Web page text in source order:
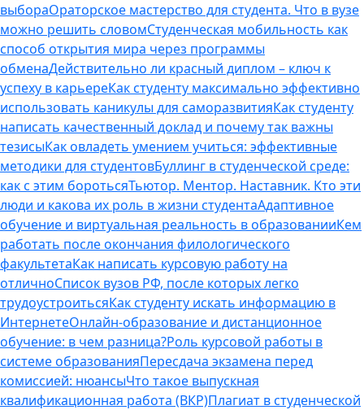
выбораОраторское мастерство для студента. Что в вузе
можно решить словомСтуденческая мобильность как
способ открытия мира через программы
обменаДействительно ли красный диплом – ключ к
успеху в карьереКак студенту максимально эффективно
использовать каникулы для саморазвитияКак студенту
написать качественный доклад и почему так важны
тезисыКак овладеть умением учиться: эффективные
методики для студентовБуллинг в студенческой среде:
как с этим боротьсяТьютор. Ментор. Наставник. Кто эти
люди и какова их роль в жизни студентаАдаптивное
обучение и виртуальная реальность в образованииКем
работать после окончания филологического
факультетаКак написать курсовую работу на
отличноСписок вузов РФ, после которых легко
трудоустроитьсяКак студенту искать информацию в
ИнтернетеОнлайн-образование и дистанционное
обучение: в чем разница?Роль курсовой работы в
системе образованияПересдача экзамена перед
комиссией: нюансыЧто такое выпускная
квалификационная работа (ВКР)Плагиат в студенческой